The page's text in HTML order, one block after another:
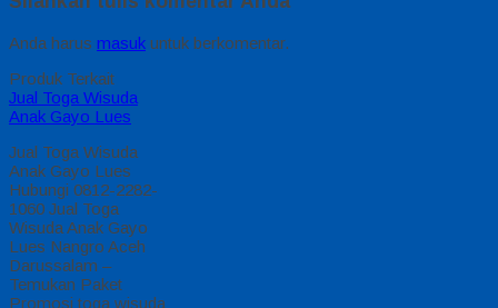
Anda harus masuk untuk berkomentar.
Produk Terkait
Jual Toga Wisuda
Anak Gayo Lues
Jual Toga Wisuda
Anak Gayo Lues
Hubungi 0812-2282-
1060 Jual Toga
Wisuda Anak Gayo
Lues Nangro Aceh
Darussalam –
Temukan Paket
Promosi toga wisuda